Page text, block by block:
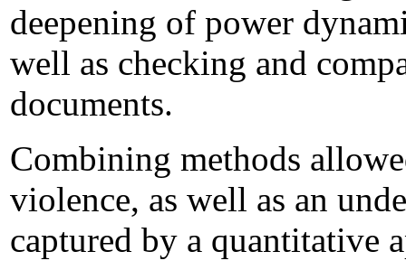
deepening of power
well as checking and
documents.
Combining methods
violence, as well as an
captured by a quantitative